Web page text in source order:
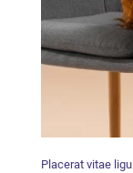
Placerat vitae